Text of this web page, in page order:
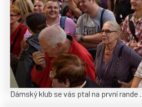
Dámský klub se vás ptal na první rande …